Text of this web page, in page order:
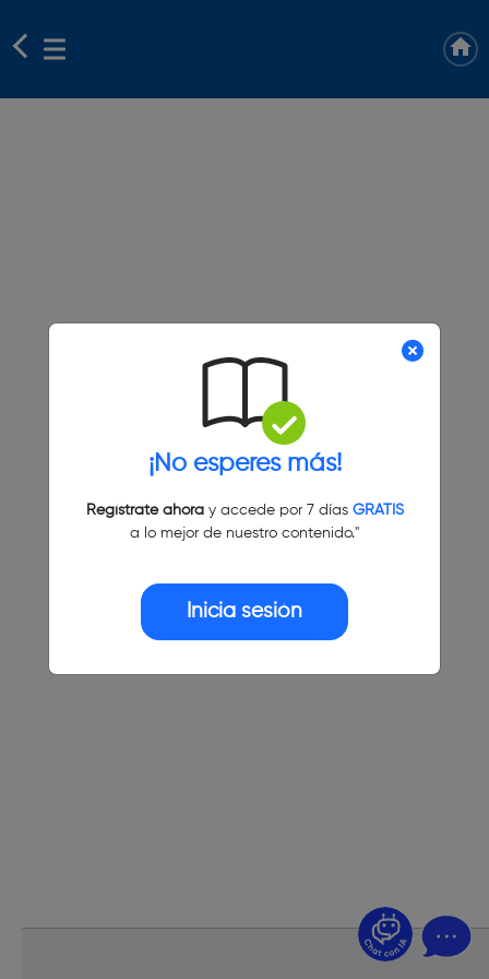
¡No esperes más!
Regístrate ahoray accede por 7 días GRATIS
a lo mejor de nuestro contenido."
Inicia sesión